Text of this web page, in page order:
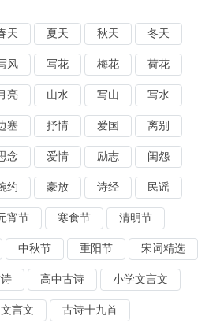
天 夏天 秋天 冬天
风 写花 梅花 荷花
亮 山水 写山 写水
塞 抒情 爱国 离别
念 爱情 励志 闺怨
约 豪放 诗经 民谣
宵节 寒食节 清明节
中秋节 重阳节 宋词精选
高中古诗 小学文言文
言文 古诗十九首